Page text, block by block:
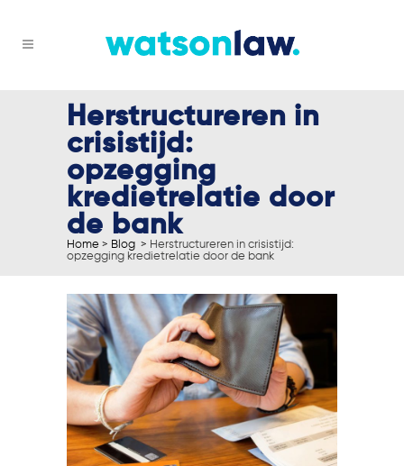
Herstructureren in
crisistijd:
opzegging
kredietrelatie door
de bank
Home > Blog > Herstructureren in crisistijd:
opzegging kredietrelatie door de bank